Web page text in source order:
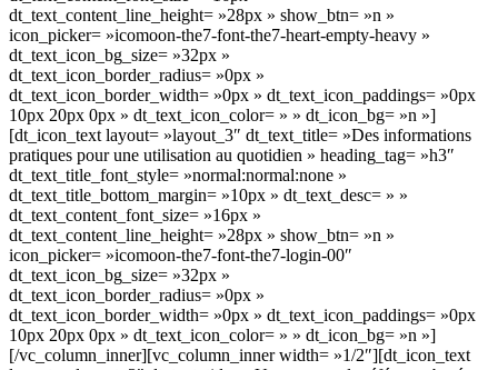
dt_text_content_line_height= »28px » show_btn= »n »
icon_picker= »icomoon-the7-font-the7-heart-empty-heavy »
dt_text_icon_bg_size= »32px »
dt_text_icon_border_radius= »0px »
dt_text_icon_border_width= »0px » dt_text_icon_paddings= »0px
10px 20px 0px » dt_text_icon_color= » » dt_icon_bg= »n »]
[dt_icon_text layout= »layout_3″ dt_text_title= »Des informations
pratiques pour une utilisation au quotidien » heading_tag= »h3″
dt_text_title_font_style= »normal:normal:none »
dt_text_title_bottom_margin= »10px » dt_text_desc= » »
dt_text_content_font_size= »16px »
dt_text_content_line_height= »28px » show_btn= »n »
icon_picker= »icomoon-the7-font-the7-login-00″
dt_text_icon_bg_size= »32px »
dt_text_icon_border_radius= »0px »
dt_text_icon_border_width= »0px » dt_text_icon_paddings= »0px
10px 20px 0px » dt_text_icon_color= » » dt_icon_bg= »n »]
[/vc_column_inner][vc_column_inner width= »1/2″][dt_icon_text